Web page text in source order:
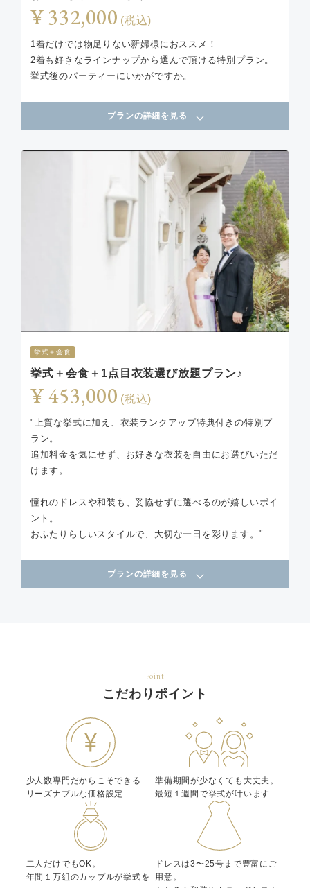
¥ 332,000 (税込)
1着だけでは物足りない新婦様におススメ！
2着も好きなラインナップから選んで頂ける特別プラン。
挙式後のパーティーにいかがですか。
プランの詳細を見る
挙式＋会食
挙式＋会食＋1点目衣装選び放題プラン♪
¥ 453,000 (税込)
"上質な挙式に加え、衣装ランクアップ特典付きの特別プ
ラン。
追加料金を気にせず、お好きな衣装を自由にお選びいただ
けます。
憧れのドレスや和装も、妥協せずに選べるのが嬉しいポイ
ント。
おふたりらしいスタイルで、大切な一日を彩ります。"
プランの詳細を見る
Point
こだわりポイント
少人数専門だからこそできる
リーズナブルな価格設定
準備期間が少なくても大丈夫。
最短１週間で挙式が叶います
二人だけでもOK。
年間１万組のカップルが挙式を
ドレスは3〜25号まで豊富にご
用意。